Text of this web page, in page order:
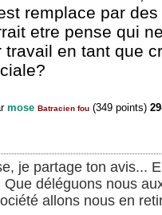
remplace par
etre pense qui
travail en tant que
mose Batracien fou (349 points)
je partage ton avis...
Que déléguons nous
allons nous en